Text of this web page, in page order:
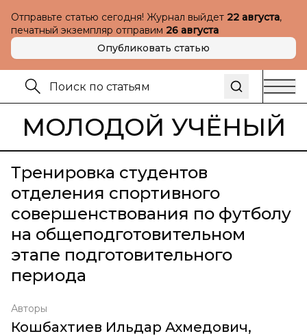
Отправьте статью сегодня! Журнал выйдет 22 августа,
печатный экземпляр отправим 26 августа
Опубликовать статью
МОЛОДОЙ УЧЁНЫЙ
Тренировка студентов
отделения спортивного
совершенствования по футболу
на общеподготовительном
этапе подготовительного
периода
Авторы
Кошбахтиев Ильдар Ахмедович,